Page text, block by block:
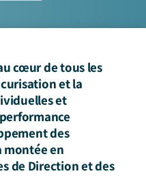
cœur de tous les
et la
et
des
montée en
de Direction et des